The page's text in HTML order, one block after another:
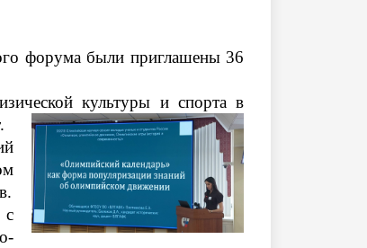
форума были приглашены 36
культуры и спорта в
с